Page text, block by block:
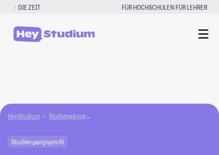
Zum
springen
DIE ZEIT FÜR HOCHSCHULEN|FÜR LEHRER
HeyStudium Studiengänge Deutsch als Fremd- und Zweitsprache (DaF/
Studiengangsprofil